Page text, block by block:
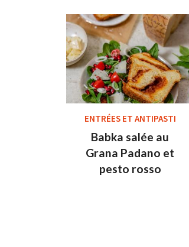
ENTRÉES ET ANTIPASTI
Babka salée au
Grana Padano et
pesto rosso